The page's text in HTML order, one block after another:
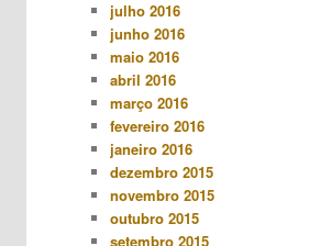
julho 2016
junho 2016
maio 2016
abril 2016
março 2016
fevereiro 2016
janeiro 2016
dezembro 2015
novembro 2015
outubro 2015
setembro 2015